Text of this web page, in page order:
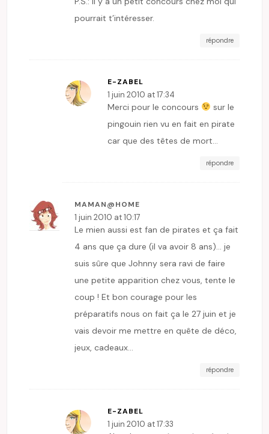
pourrait t’intéresser.
répondre
E-ZABEL
1 juin 2010 at 17:34
Merci pour le concours
sur le
pingouin rien vu en fait en pirate
car que des têtes de mort…
répondre
MAMAN@HOME
1 juin 2010 at 10:17
Le mien aussi est fan de pirates et ça fait
4 ans que ça dure (il va avoir 8 ans)… je
suis sûre que Johnny sera ravi de faire
une petite apparition chez vous, tente le
coup ! Et bon courage pour les
préparatifs nous on fait ça le 27 juin et je
vais devoir me mettre en quête de déco,
jeux, cadeaux…
répondre
E-ZABEL
1 juin 2010 at 17:33